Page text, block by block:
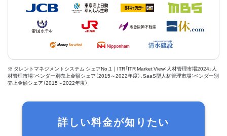
※ タレントマネジメントシステム シェアNo.1｜ITR「ITR Market View：人材管理市場2024」人
材管理市場：ベンダー別売上金額シェア（2015～2022年度）、SaaS型人材管理市場：ベンダー別
売上金額シェア（2015～2022年度）
詳しい料金が知りたい